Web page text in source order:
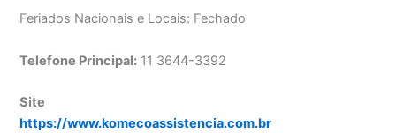
Feriados Nacionais e Locais: Fechado
Telefone Principal: 11 3644-3392
Site
https://www.komecoassistencia.com.br